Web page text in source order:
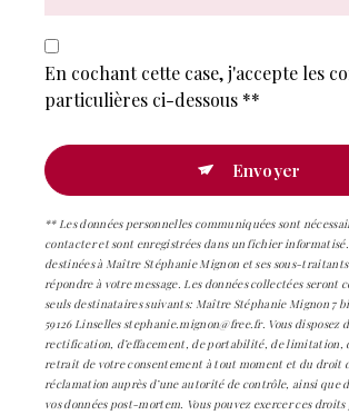
En cochant cette case, j'accepte les
particulières ci-dessous **
Envoyer
** Les données personnelles communiquées sont
contacter et sont enregistrées dans un fichier
destinées à Maître Stéphanie Mignon et ses sous-
répondre à votre message. Les données collectées seront
seuls destinataires suivants: Maître Stéphanie Mignon 7
59126 Linselles stephanie.mignon@free.fr. Vous disposez
rectification, d’effacement, de portabilité, de limitation,
retrait de votre consentement à tout moment et du droit
réclamation auprès d’une autorité de contrôle, ainsi que
vos données post-mortem. Vous pouvez exercer ces droits